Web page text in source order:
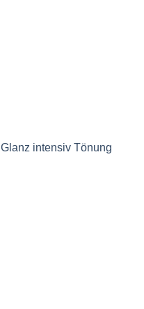
intensiv Tönung